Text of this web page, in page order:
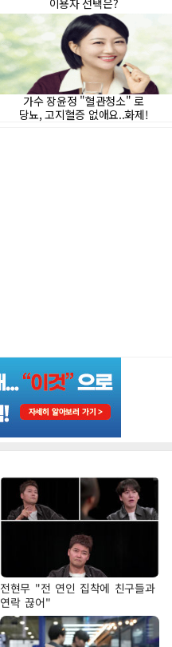
전현무 "전 연인 집착에 친구들과
연락 끊어"